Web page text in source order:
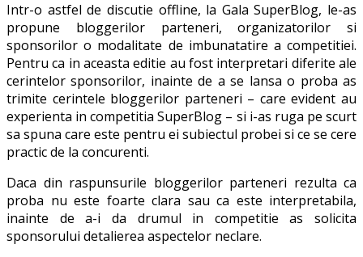
Intr-o astfel de discutie offline, la Gala SuperBlog, le-as
propune bloggerilor parteneri, organizatorilor si
sponsorilor o modalitate de imbunatatire a competitiei.
Pentru ca in aceasta editie au fost interpretari diferite ale
cerintelor sponsorilor, inainte de a se lansa o proba as
trimite cerintele bloggerilor parteneri – care evident au
experienta in competitia SuperBlog – si i-as ruga pe scurt
sa spuna care este pentru ei subiectul probei si ce se cere
practic de la concurenti.
Daca din raspunsurile bloggerilor parteneri rezulta ca
proba nu este foarte clara sau ca este interpretabila,
inainte de a-i da drumul in competitie as solicita
sponsorului detalierea aspectelor neclare.